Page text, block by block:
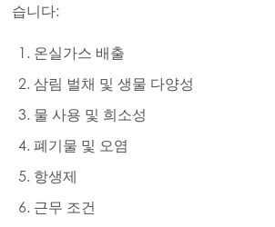
Mowi Poland
Mowi Scotland
Mowi Spain
Mowi Turkey
Mowi Canada East
습니다:
온실가스 배출
삼림 벌채 및 생물 다양성
물 사용 및 희소성
폐기물 및 오염
항생제
근무 조건